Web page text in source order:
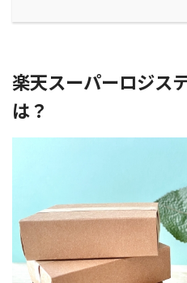
楽天スーパーロジス
は？